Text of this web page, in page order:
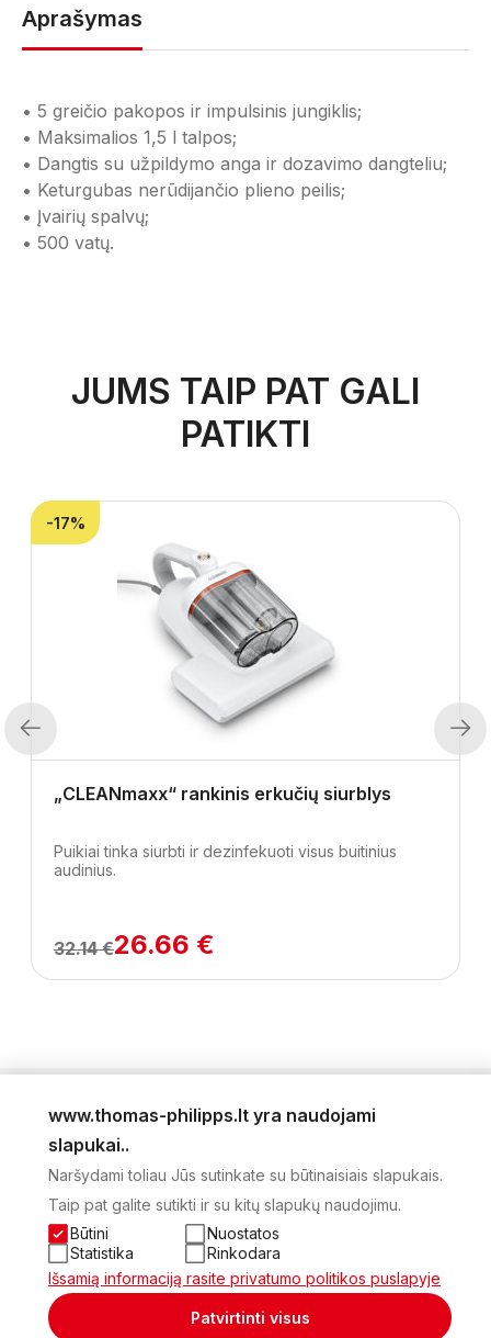
Aprašymas
• 5 greičio pakopos ir impulsinis jungiklis;
• Maksimalios 1,5 l talpos;
• Dangtis su užpildymo anga ir dozavimo dangteliu;
• Keturgubas nerūdijančio plieno peilis;
• Įvairių spalvų;
• 500 vatų.
JUMS TAIP PAT GALI
PATIKTI
Previous
-17%
„CLEANmaxx“ rankinis erkučių siurblys
Puikiai tinka siurbti ir dezinfekuoti visus buitinius
audinius.
32.14 €26.66 €
Next
NAUJIENLAIŠKIS
APIE MUS
KONTAKTAI
PRIVATUMO POLITIKA
SĄSKAITA
2026 Visos teisės saugomos © UAB Thomas Philips Baltex
www.thomas-philipps.lt yra naudojami
slapukai..
Naršydami toliau Jūs sutinkate su būtinaisiais slapukais.
Taip pat galite sutikti ir su kitų slapukų naudojimu.
Būtini
Nuostatos
Statistika
Rinkodara
Išsamią informaciją rasite privatumo politikos puslapyje
Patvirtinti visus